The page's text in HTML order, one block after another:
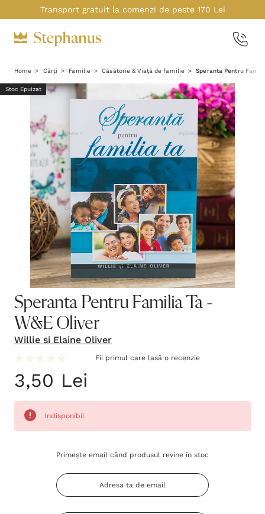
Transport gratuit la comenzi de peste 170 Lei
Home Cărți Familie Căsătorie & Viață de familie Speranta Pentru
Stoc Epuizat
Speranta Pentru Familia Ta -
W&E Oliver
Willie si Elaine Oliver
Fii primul care lasă o recenzie
3,50 Lei
Indisponibil
Primește email când produsul revine în stoc